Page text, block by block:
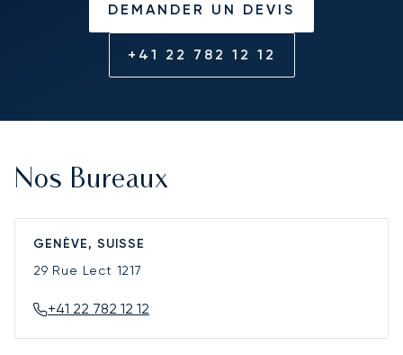
DEMANDER UN DEVIS
+41 22 782 12 12
Nos Bureaux
GENÈVE, SUISSE
29 Rue Lect 1217
+41 22 782 12 12